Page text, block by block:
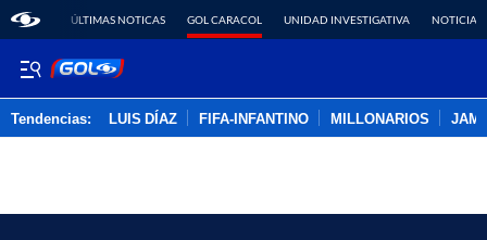
ÚLTIMAS NOTICAS GOL CARACOL UNIDAD INVESTIGATIVA NOTICIAS
Tendencias: LUIS DÍAZ FIFA-INFANTINO MILLONARIOS